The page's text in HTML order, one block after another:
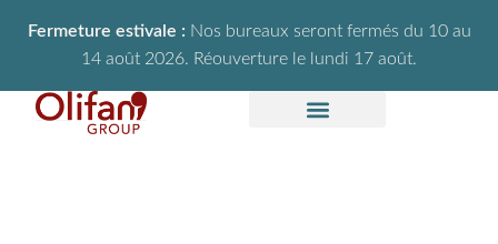
Fermeture estivale : Nos bureaux seront fermés du 10 au
14 août 2026. Réouverture le lundi 17 août.